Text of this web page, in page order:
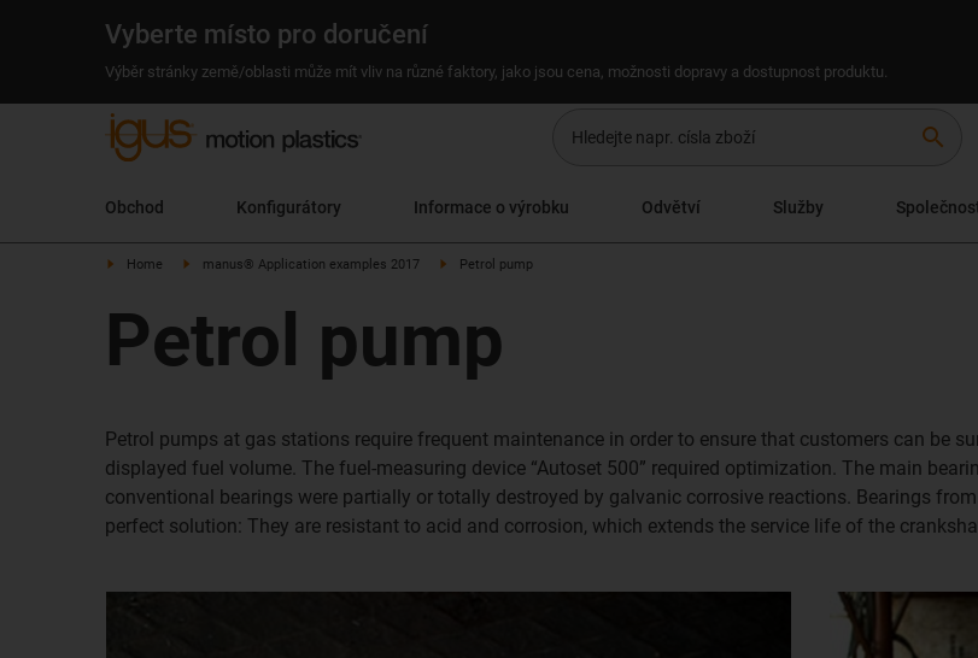
Vyberte místo pro doručení
Výběr stránky země/oblasti může mít vliv na různé faktory, jako jsou cena, možnosti dopravy a dostupnost produktu.
search
Obchod Konfigurátory Informace o výrobku Odvětví Služby
Home manus® Application examples 2017 Petrol pump
Petrol pump
Petrol pumps at gas stations require frequent maintenance in order to ensure that customers can be
displayed fuel volume. The fuel-measuring device “Autoset 500” required optimization. The main
conventional bearings were partially or totally destroyed by galvanic corrosive reactions. Bearings
perfect solution: They are resistant to acid and corrosion, which extends the service life of the